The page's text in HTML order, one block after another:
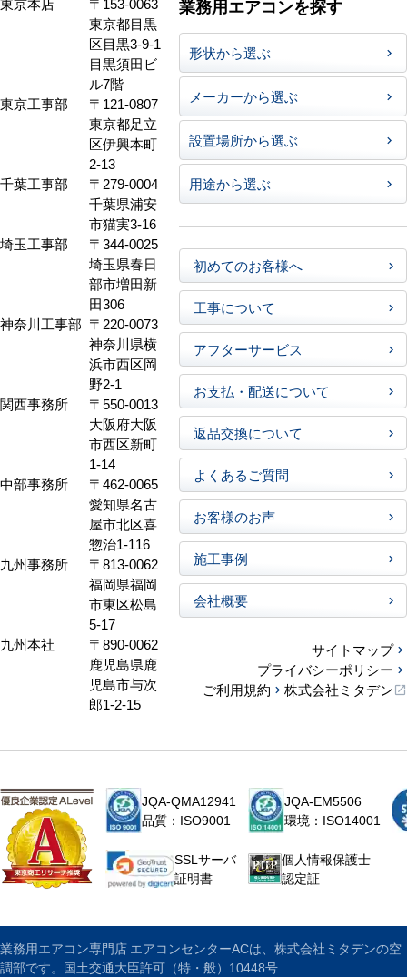
東京都目黒
区目黒3-9-1
目黒須田ビ
ル7階
東京工事部
〒121-0807
東京都足立
区伊興本町
2-13
千葉工事部
〒279-0004
千葉県浦安
市猫実3-16
埼玉工事部
〒344-0025
埼玉県春日
部市増田新
田306
神奈川工事部 〒220-0073
神奈川県横
浜市西区岡
野2-1
関西事務所
〒550-0013
大阪府大阪
市西区新町
1-14
中部事務所
〒462-0065
愛知県名古
屋市北区喜
惣治1-116
九州事務所
〒813-0062
福岡県福岡
市東区松島
5-17
九州本社
〒890-0062
鹿児島県鹿
児島市与次
郎1-2-15
業務用エアコンを探す
形状から選ぶ
メーカーから選ぶ
設置場所から選ぶ
用途から選ぶ
初めてのお客様へ
工事について
アフターサービス
お支払・配送について
返品交換について
よくあるご質問
お客様のお声
施工事例
会社概要
サイトマップ
プライバシーポリシー
ご利用規約
株式会社ミタデン
JQA-QMA12941
品質：ISO9001
JQA-EM5506
環境：ISO14001
SSLサーバ
証明書
個人情報保護士
認定証
業務用エアコン専門店 エアコンセンターACは、株式会社ミタデンの空
調部です。国土交通大臣許可（特・般）10448号